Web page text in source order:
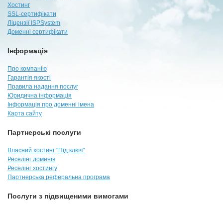
Хостинг
SSL-сертифікати
Ліцензії ISPSystem
Доменні сертифікати
Інформація
Про компанію
Гарантія якості
Правила надання послуг
Юридична інформація
Інформація про доменні імена
Карта сайту
Партнерські послуги
Власний хостинг "Під ключ"
Реселінг доменів
Реселінг хостингу
Партнерська реферальна програма
Послуги з підвищеними вимогами